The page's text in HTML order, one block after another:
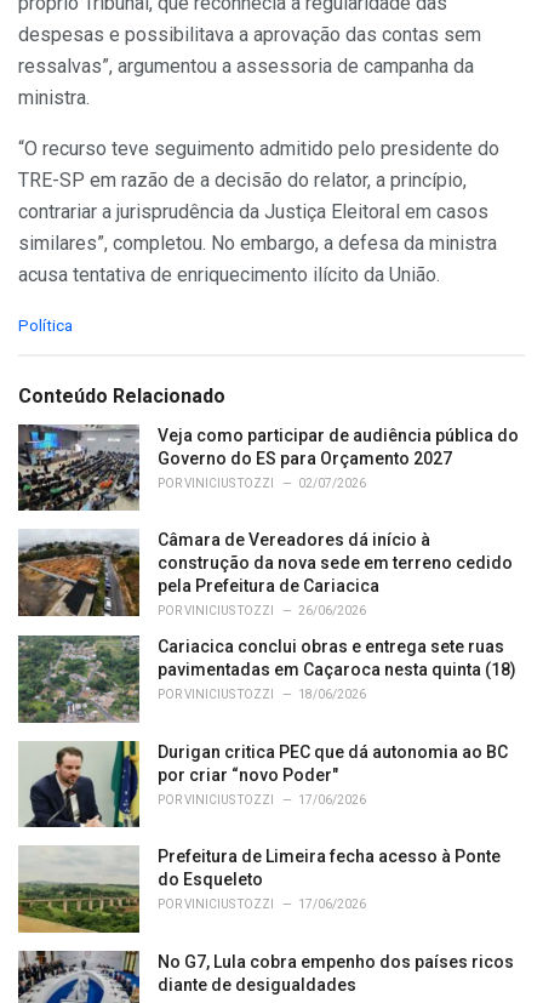
despesas e possibilitava a aprovação das contas sem
ressalvas”, argumentou a assessoria de campanha da
ministra.
“O recurso teve seguimento admitido pelo presidente do
TRE-SP em razão de a decisão do relator, a princípio,
contrariar a jurisprudência da Justiça Eleitoral em casos
similares”, completou. No embargo, a defesa da ministra
acusa tentativa de enriquecimento ilícito da União.
C
e
o
r
i
e
:
Política
Conteúdo Relacionado
Veja como participar de audiência pública do
Governo do ES para Orçamento 2027
PORVINICIUS TOZZI 02/07/2026
Câmara de Vereadores dá início à
construção da nova sede em terreno cedido
pela Prefeitura de Cariacica
PORVINICIUS TOZZI 26/06/2026
Cariacica conclui obras e entrega sete ruas
pavimentadas em Caçaroca nesta quinta (18)
PORVINICIUS TOZZI 18/06/2026
Durigan critica PEC que dá autonomia ao BC
por criar “novo Poder"
PORVINICIUS TOZZI 17/06/2026
Prefeitura de Limeira fecha acesso à Ponte
do Esqueleto
PORVINICIUS TOZZI 17/06/2026
No G7, Lula cobra empenho dos países ricos
diante de desigualdades